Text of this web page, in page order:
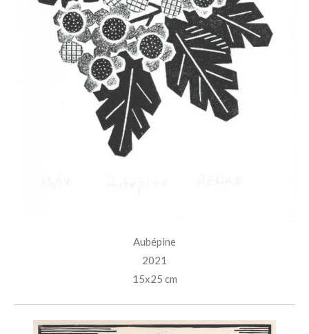
Aubépine
2021
15x25 cm